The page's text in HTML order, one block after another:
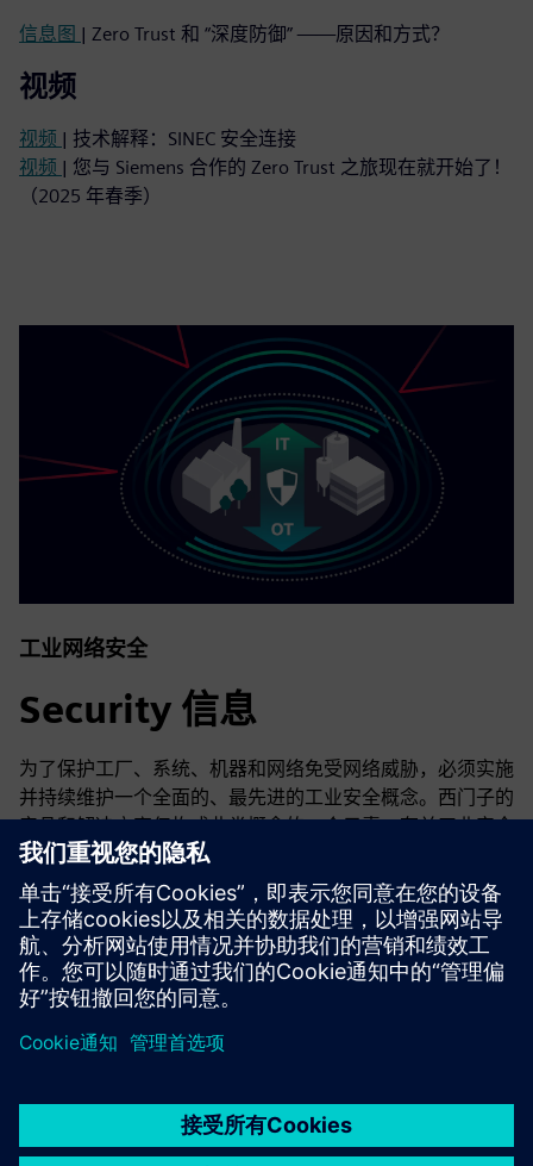
信息图 | Zero Trust 和 “深度防御” ——原因和方式？
视频
视频 | 技术解释：SINEC 安全连接
视频 | 您与 Siemens 合作的 Zero Trust 之旅现在就开始了！
（2025 年春季）
工业网络安全
Security 信息
为了保护工厂、系统、机器和网络免受网络威胁，必须实施
并持续维护一个全面的、最先进的工业安全概念。西门子的
产品和解决方案仅构成此类概念的一个元素。有关工业安全
的更多信息，请访问。
了解更多信息